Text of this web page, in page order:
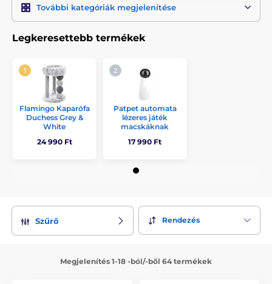
További kategóriák megjelenítése
Legkeresettebb termékek
Flamingo Kaparófa
Duchess Grey &
White
24 990 Ft
Patpet automata
lézeres játék
macskáknak
17 990 Ft
Szűrő Rendezés
Megjelenítés 1-18 -ból/-ből 64 termékek